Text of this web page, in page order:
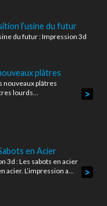
l’usine du futur
du futur : Impression 3d
plâtres
nouveaux plâtres
lourds…
>
en Acier
3d : Les sabots en acier
acier. L’impression a…
>